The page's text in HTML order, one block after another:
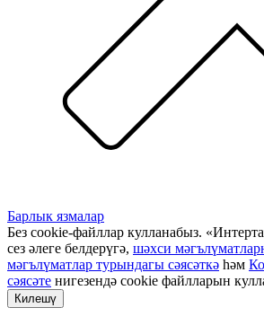
Барлык язмалар
Без cookie-файллар кулланабыз.
сез әлеге белдерүгә, шәхси
мәгълүматлар турындагы сәясәткә һәм
сәясәте нигезендә cookie файлларын
Килешү